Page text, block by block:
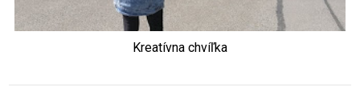
Kreatívna chvíľka